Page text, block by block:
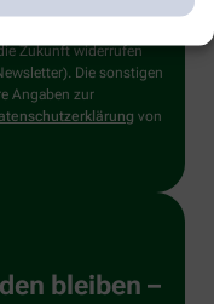
Zukunft widerrufen
Die sonstigen
Angaben zur
von
bleiben –